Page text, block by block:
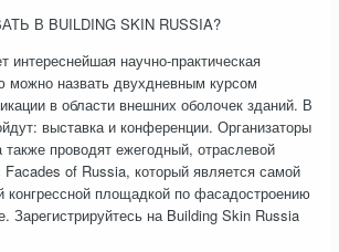
В BUILDING SKIN RUSSIA?
интереснейшая научно-практическая
можно назвать двухдневным курсом
в области внешних оболочек зданий. В
выставка и конференции. Организаторы
проводят ежегодный, отраслевой
of Russia, который является самой
конгрессной площадкой по фасадостроению
Зарегистрируйтесь на Building Skin Russia